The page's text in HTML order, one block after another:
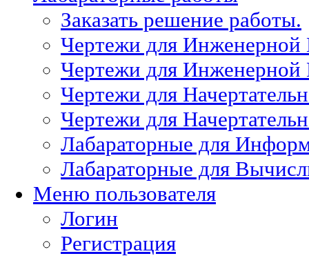
Заказать решение работы.
Чертежи для
Чертежи для
Чертежи для
Чертежи для
Лабараторные для
Лабараторные для
Меню пользователя
Логин
Регистрация